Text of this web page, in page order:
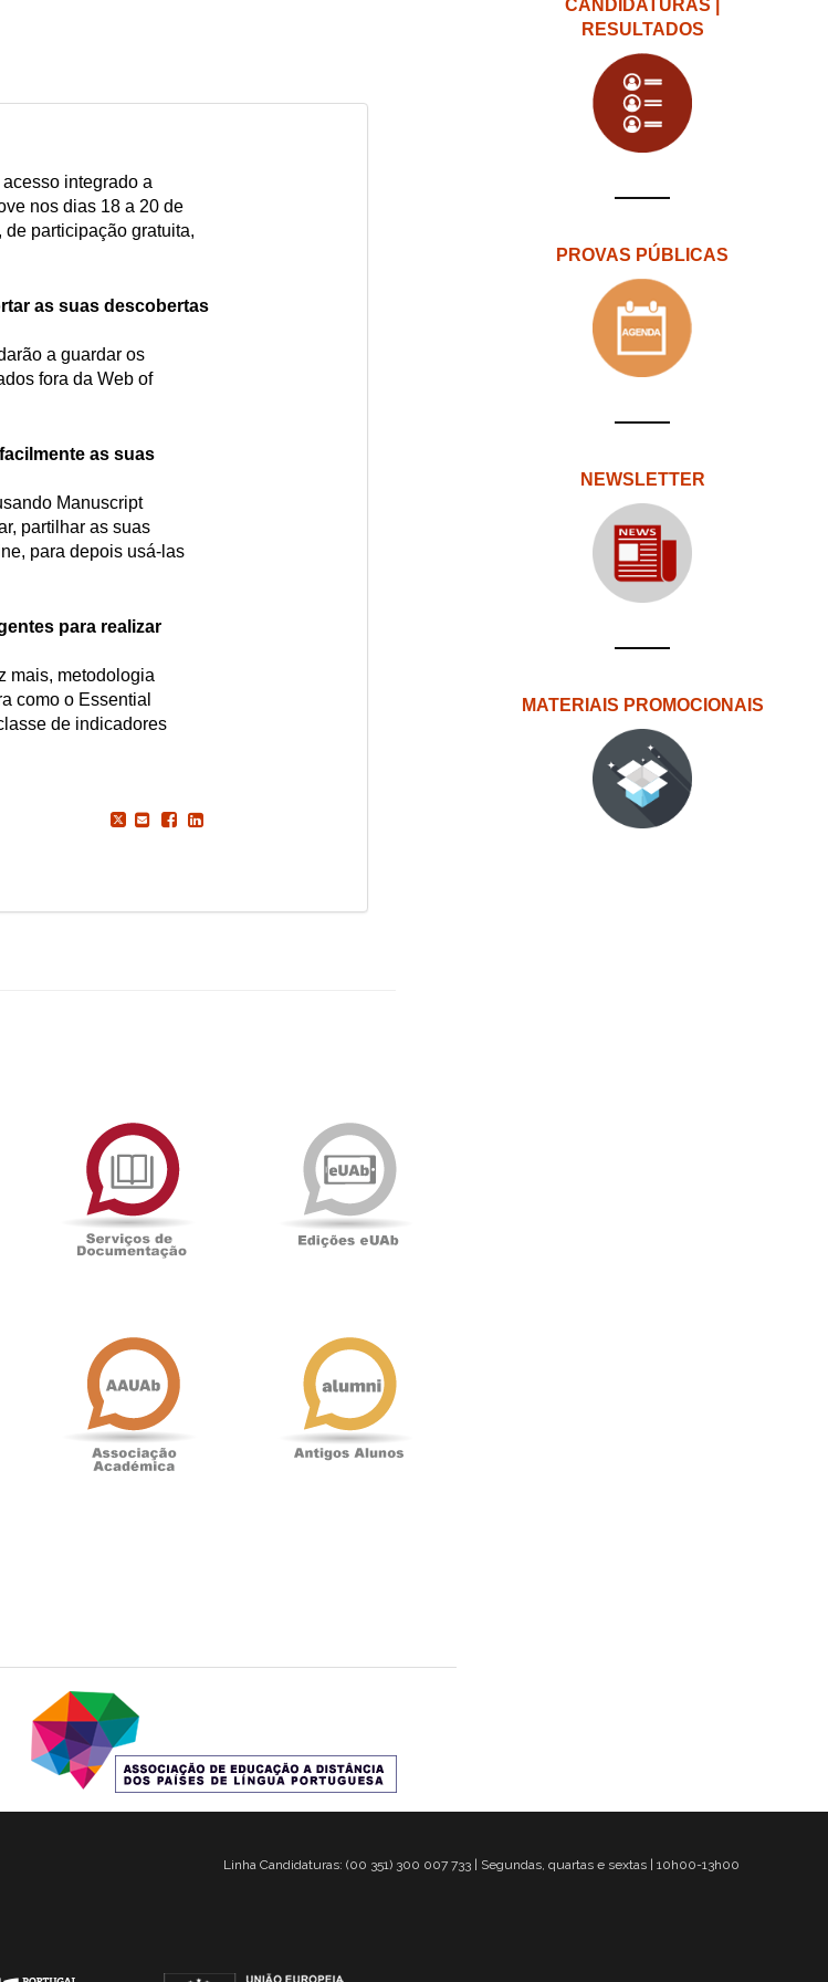
integrado a
nos dias 18 a 20 de
participação gratuita,
as suas descobertas
a guardar os
fora da Web of
as suas
Manuscript
partilhar as suas
para depois usá-las
para realizar
mais, metodologia
como o Essential
de indicadores
CANDIDATURAS |
RESULTADOS
PROVAS PÚBLICAS
NEWSLETTER
MATERIAIS PROMOCIONAIS
Académicas
Documentação
Linha Candidaturas: (00 351) 300 007 733 | Segundas, quartas e sextas | 10h00-13h00